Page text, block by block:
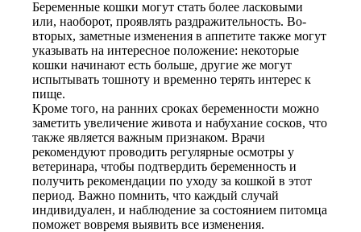
Беременные кошки могут стать более ласковыми
или, наоборот, проявлять раздражительность. Во-
вторых, заметные изменения в аппетите также могут
указывать на интересное положение: некоторые
кошки начинают есть больше, другие же могут
испытывать тошноту и временно терять интерес к
пище.
Кроме того, на ранних сроках беременности можно
заметить увеличение живота и набухание сосков, что
также является важным признаком. Врачи
рекомендуют проводить регулярные осмотры у
ветеринара, чтобы подтвердить беременность и
получить рекомендации по уходу за кошкой в этот
период. Важно помнить, что каждый случай
индивидуален, и наблюдение за состоянием питомца
поможет вовремя выявить все изменения.